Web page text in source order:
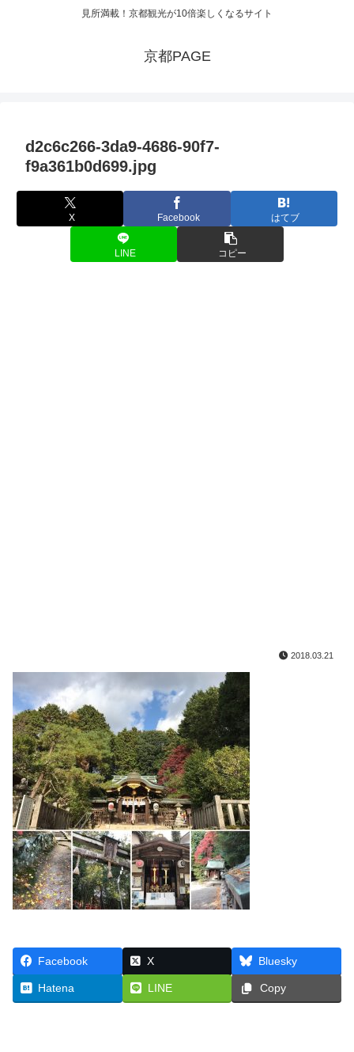
見所満載！京都観光が10倍楽しくなるサイト
京都PAGE
d2c6c266-3da9-4686-90f7-
f9a361b0d699.jpg
X Facebook はてブ
LINE コピー
2018.03.21
Facebook X Bluesky
Hatena LINE Copy